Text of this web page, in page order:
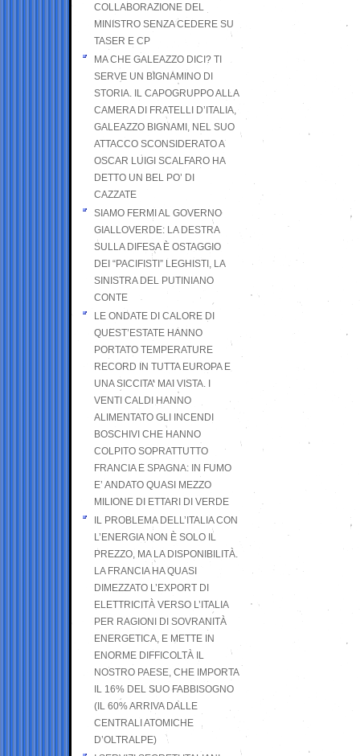
COLLABORAZIONE DEL
MINISTRO SENZA CEDERE SU
TASER E CP
MA CHE GALEAZZO DICI? TI
SERVE UN BIGNAMINO DI
STORIA. IL CAPOGRUPPO ALLA
CAMERA DI FRATELLI D’ITALIA,
GALEAZZO BIGNAMI, NEL SUO
ATTACCO SCONSIDERATO A
OSCAR LUIGI SCALFARO HA
DETTO UN BEL PO’ DI
CAZZATE
SIAMO FERMI AL GOVERNO
GIALLOVERDE: LA DESTRA
SULLA DIFESA È OSTAGGIO
DEI “PACIFISTI” LEGHISTI, LA
SINISTRA DEL PUTINIANO
CONTE
LE ONDATE DI CALORE DI
QUEST’ESTATE HANNO
PORTATO TEMPERATURE
RECORD IN TUTTA EUROPA E
UNA SICCITA’ MAI VISTA. I
VENTI CALDI HANNO
ALIMENTATO GLI INCENDI
BOSCHIVI CHE HANNO
COLPITO SOPRATTUTTO
FRANCIA E SPAGNA: IN FUMO
E’ ANDATO QUASI MEZZO
MILIONE DI ETTARI DI VERDE
IL PROBLEMA DELL’ITALIA CON
L’ENERGIA NON È SOLO IL
PREZZO, MA LA DISPONIBILITÀ.
LA FRANCIA HA QUASI
DIMEZZATO L’EXPORT DI
ELETTRICITÀ VERSO L’ITALIA
PER RAGIONI DI SOVRANITÀ
ENERGETICA, E METTE IN
ENORME DIFFICOLTÀ IL
NOSTRO PAESE, CHE IMPORTA
IL 16% DEL SUO FABBISOGNO
(IL 60% ARRIVA DALLE
CENTRALI ATOMICHE
D’OLTRALPE)